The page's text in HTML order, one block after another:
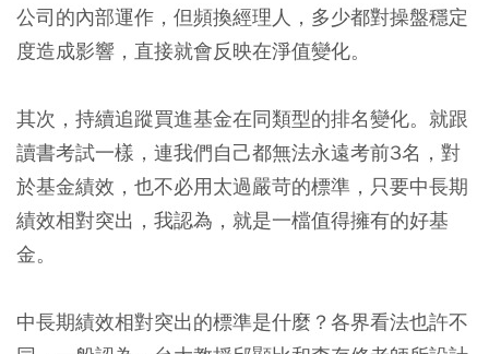
公司的內部運作，但頻換經理人，多少都對操盤穩定
度造成影響，直接就會反映在淨值變化。
其次，持續追蹤買進基金在同類型的排名變化。就跟
讀書考試一樣，連我們自己都無法永遠考前3名，對
於基金績效，也不必用太過嚴苛的標準，只要中長期
績效相對突出，我認為，就是一檔值得擁有的好基
金。
中長期績效相對突出的標準是什麼？各界看法也許不